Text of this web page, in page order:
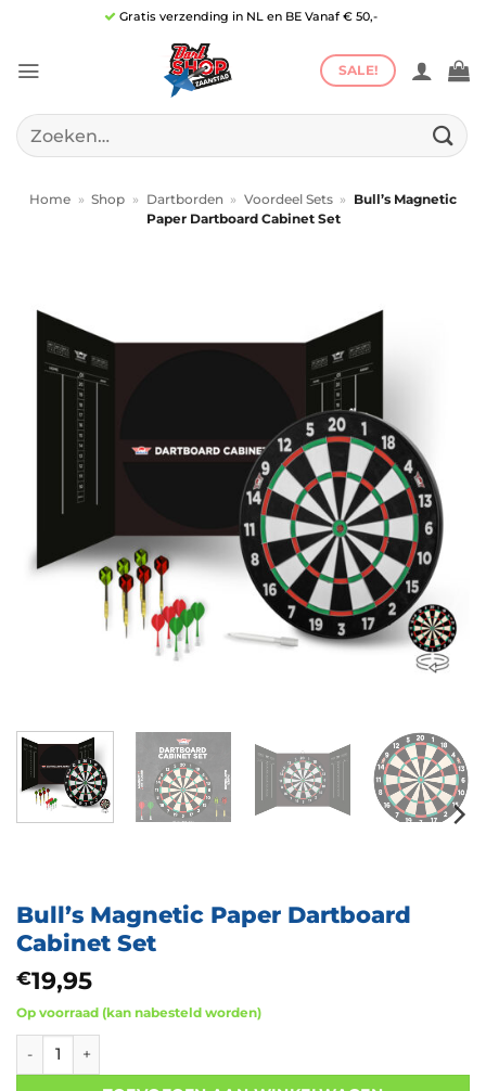
inhoud
Gratis verzending in NL en BE Vanaf € 50,-
SALE!
Zoeken
naar:
Home » Shop » Dartborden » Voordeel Sets »
Bull’s Magnetic
Paper Dartboard Cabinet Set
Bull’s Magnetic Paper Dartboard
Cabinet Set
€19,95
Op voorraad (kan nabesteld worden)
Bull's Magnetic Paper Dartboard Cabinet Set aantal